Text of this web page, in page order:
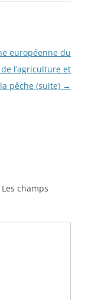
européenne du
l’agriculture et
pêche (suite) →
Les champs